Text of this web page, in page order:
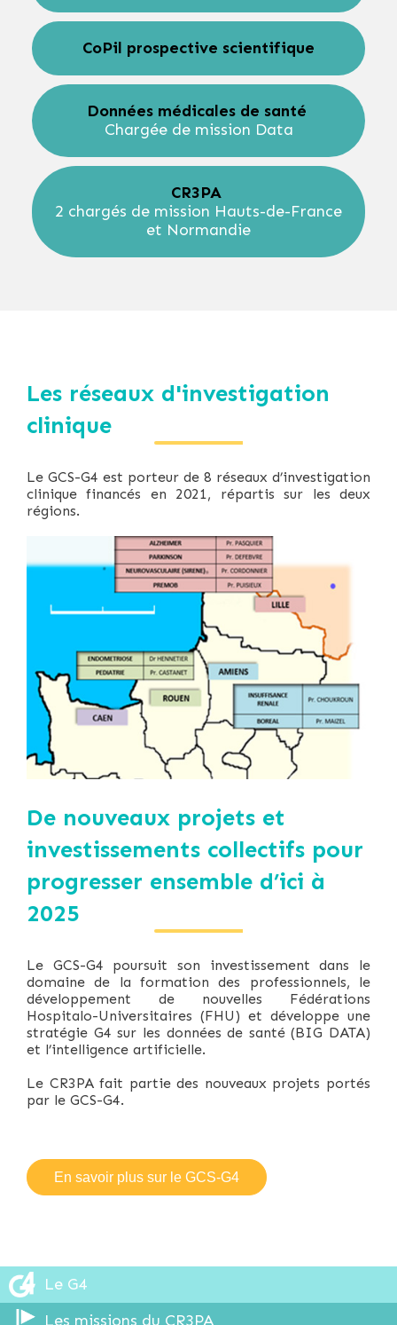
CoPil prospective scientifique
Données médicales de santé
Chargée de mission Data
CR3PA
2 chargés de mission Hauts-de-France
et Normandie
Les réseaux d'investigation
clinique
Le GCS-G4 est porteur de 8 réseaux d’investigation
clinique financés en 2021, répartis sur les deux
régions.
De nouveaux projets et
investissements collectifs pour
progresser ensemble d’ici à
2025
Le GCS-G4 poursuit son investissement dans le
domaine de la formation des professionnels, le
développement de nouvelles Fédérations
Hospitalo-Universitaires (FHU) et développe une
stratégie G4 sur les données de santé (BIG DATA)
et l’intelligence artificielle.
Le CR3PA fait partie des nouveaux projets portés
par le GCS-G4.
En savoir plus sur le GCS-G4
Le G4
Les missions du CR3PA